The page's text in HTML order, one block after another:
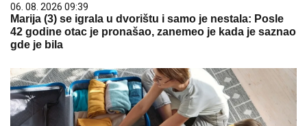
06. 08. 2026 09:39
Marija (3) se igrala u dvorištu i samo je nestala: Posle
42 godine otac je pronašao, zanemeo je kada je saznao
gde je bila